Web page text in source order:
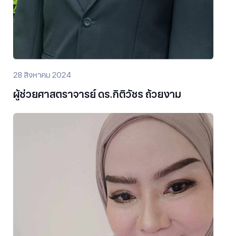
28 สิงหาคม 2024
ผู้ช่วยศาสตราจารย์ ดร.กิติวัชร ถ้วยงาม